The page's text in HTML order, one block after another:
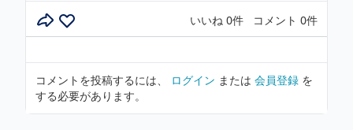
いいね 0件 コメント 0件
コメントを投稿するには、 ログイン または 会員登録 を
する必要があります。